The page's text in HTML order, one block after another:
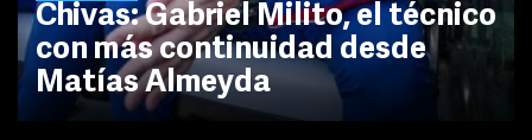
Chivas: Gabriel Milito, el técnico
con más continuidad desde
Matías Almeyda